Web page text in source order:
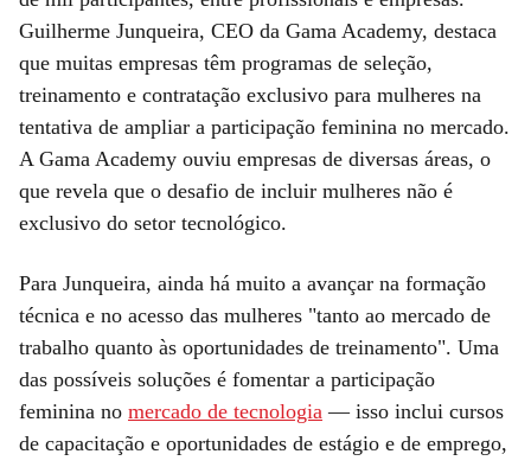
Guilherme Junqueira, CEO da Gama Academy, destaca
que muitas empresas têm programas de seleção,
treinamento e contratação exclusivo para mulheres na
tentativa de ampliar a participação feminina no mercado.
A Gama Academy ouviu empresas de diversas áreas, o
que revela que o desafio de incluir mulheres não é
exclusivo do setor tecnológico.
Para Junqueira, ainda há muito a avançar na formação
técnica e no acesso das mulheres "tanto ao mercado de
trabalho quanto às oportunidades de treinamento". Uma
das possíveis soluções é fomentar a participação
feminina no mercado de tecnologia — isso inclui cursos
de capacitação e oportunidades de estágio e de emprego,